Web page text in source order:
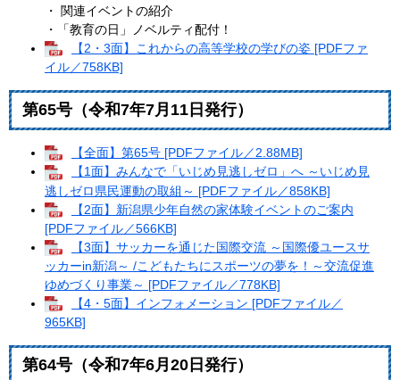
・ 関連イベントの紹介
・「教育の日」ノベルティ配付！
【2・3面】これからの高等学校の学びの姿 [PDFファ
イル／758KB]
第65号（令和7年7月11日発行）
【全面】第65号 [PDFファイル／2.88MB]
【1面】みんなで「いじめ見逃しゼロ」へ ～いじめ見
逃しゼロ県民運動の取組～ [PDFファイル／858KB]
【2面】新潟県少年自然の家体験イベントのご案内
[PDFファイル／566KB]
【3面】サッカーを通じた国際交流 ～国際優ユースサ
ッカーin新潟～ /こどもたちにスポーツの夢を！～交流促進
ゆめづくり事業～ [PDFファイル／778KB]
【4・5面】インフォメーション [PDFファイル／
965KB]
第64号（令和7年6月20日発行）